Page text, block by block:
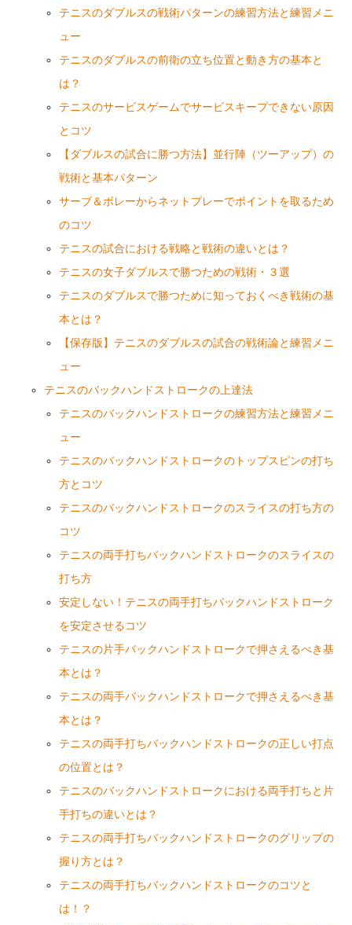
テニスのダブルスの戦術パターンの練習方法と練習メニ
ュー
テニスのダブルスの前衛の立ち位置と動き方の基本と
は？
テニスのサービスゲームでサービスキープできない原因
とコツ
【ダブルスの試合に勝つ方法】並行陣（ツーアップ）の
戦術と基本パターン
サーブ＆ボレーからネットプレーでポイントを取るため
のコツ
テニスの試合における戦略と戦術の違いとは？
テニスの女子ダブルスで勝つための戦術・３選
テニスのダブルスで勝つために知っておくべき戦術の基
本とは？
【保存版】テニスのダブルスの試合の戦術論と練習メニ
ュー
テニスのバックハンドストロークの上達法
テニスのバックハンドストロークの練習方法と練習メニ
ュー
テニスのバックハンドストロークのトップスピンの打ち
方とコツ
テニスのバックハンドストロークのスライスの打ち方の
コツ
テニスの両手打ちバックハンドストロークのスライスの
打ち方
安定しない！テニスの両手打ちバックハンドストローク
を安定させるコツ
テニスの片手バックハンドストロークで押さえるべき基
本とは？
テニスの両手バックハンドストロークで押さえるべき基
本とは？
テニスの両手打ちバックハンドストロークの正しい打点
の位置とは？
テニスのバックハンドストロークにおける両手打ちと片
手打ちの違いとは？
テニスの両手打ちバックハンドストロークのグリップの
握り方とは？
テニスの両手打ちバックハンドストロークのコツと
は！？